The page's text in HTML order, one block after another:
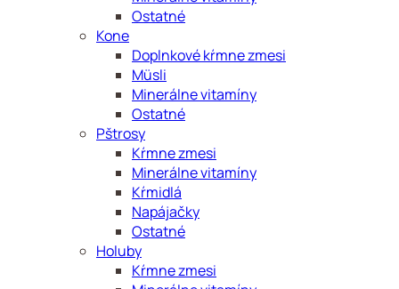
Ostatné
Kone
Doplnkové kŕmne zmesi
Müsli
Minerálne vitamíny
Ostatné
Pštrosy
Kŕmne zmesi
Minerálne vitamíny
Kŕmidlá
Napájačky
Ostatné
Holuby
Kŕmne zmesi